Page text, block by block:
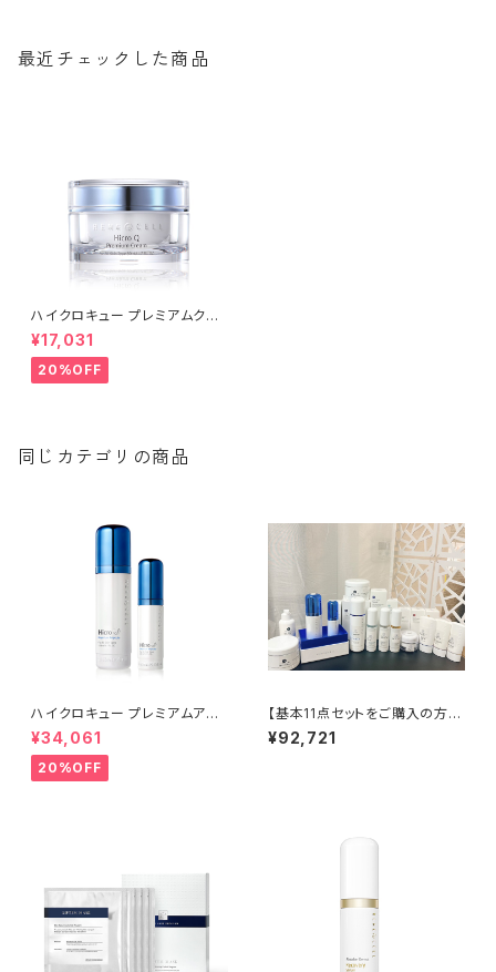
最近チェックした商品
ハイクロキュー プレミアムクリ
ーム 50ml | Hicro Q Premiu
m Cream│乾燥のケア【Rene
-Cell】ルネセル
¥17,031
20%OFF
同じカテゴリの商品
ハイクロキュー プレミアムアン
プル | Rene-Cell Hicro Q Pr
emium Ampoule【Rene-Cel
l】ルネセル
¥34,061
20%OFF
【基本11点セットをご購入の方限
定】専用ラベルをプレゼント中‼
¥92,721